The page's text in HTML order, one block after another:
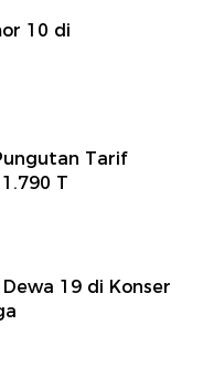
10 di
Tarif
T
19 di Konser